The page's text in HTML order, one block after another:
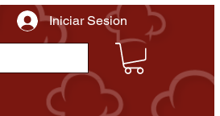
Iniciar Sesion